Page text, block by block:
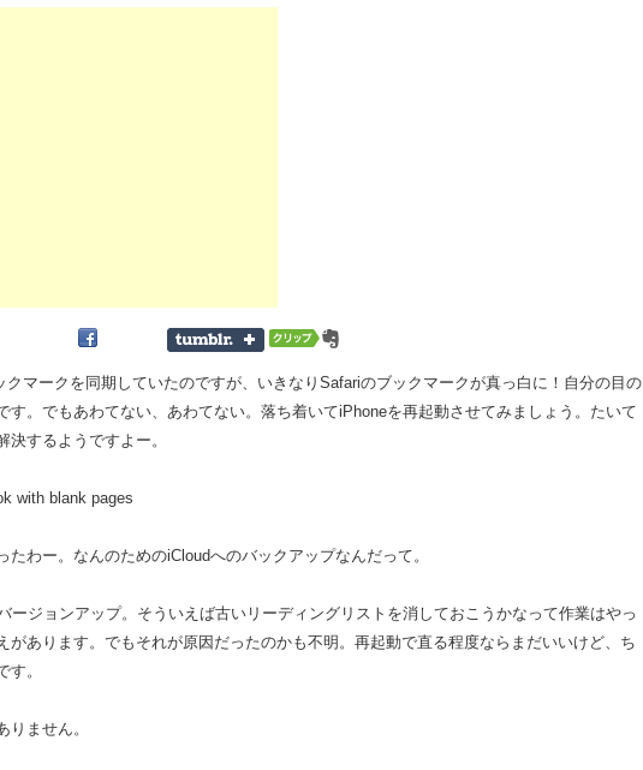
クマークを同期していたのですが、いきなりSafariのブックマークが真っ白に！自分の目の
す。でもあわてない、あわてない。落ち着いてiPhoneを再起動させてみましょう。たいて
決するようですよー。
たわー。なんのためのiCloudへのバックアップなんだって。
ージョンアップ。そういえば古いリーディングリストを消しておこうかなって作業はやっ
があります。でもそれが原因だったのかも不明。再起動で直る程度ならまだいいけど、ち
す。
りません。